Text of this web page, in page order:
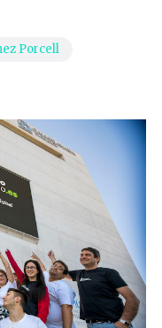
Porcell